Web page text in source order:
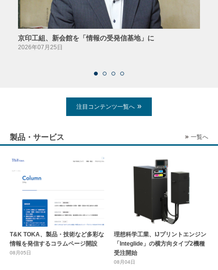
京印工組、新会館を「情報の受発信基地」に
2026年07月25日
注目コンテンツ一覧へ
製品・サービス 一覧へ
T&K TOKA、製品・技術など多彩な
情報を発信するコラムページ開設
08月05日
理想科学工業、IJプリントエンジン
「Integlide」の横方向タイプ2機種
受注開始
08月04日